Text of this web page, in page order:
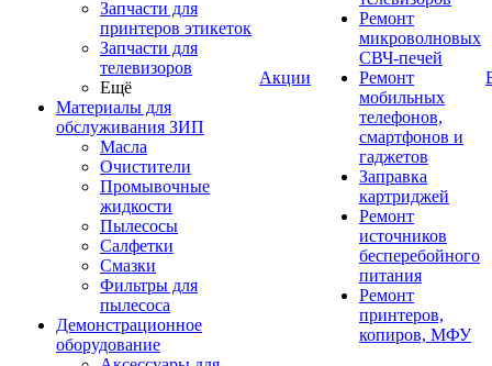
Запчасти для
принтеров этикеток
Запчасти для
телевизоров
Ещё
Материалы для
обслуживания ЗИП
Масла
Очистители
Промывочные
жидкости
Пылесосы
Салфетки
Смазки
Фильтры для
пылесоса
Демонстрационное
оборудование
Акции
Ремонт
микроволновых
СВЧ-печей
Ремонт
мобильных
телефонов,
смартфонов и
гаджетов
Заправка
картриджей
Ремонт
источников
бесперебойного
питания
Ремонт
принтеров,
копиров, МФУ